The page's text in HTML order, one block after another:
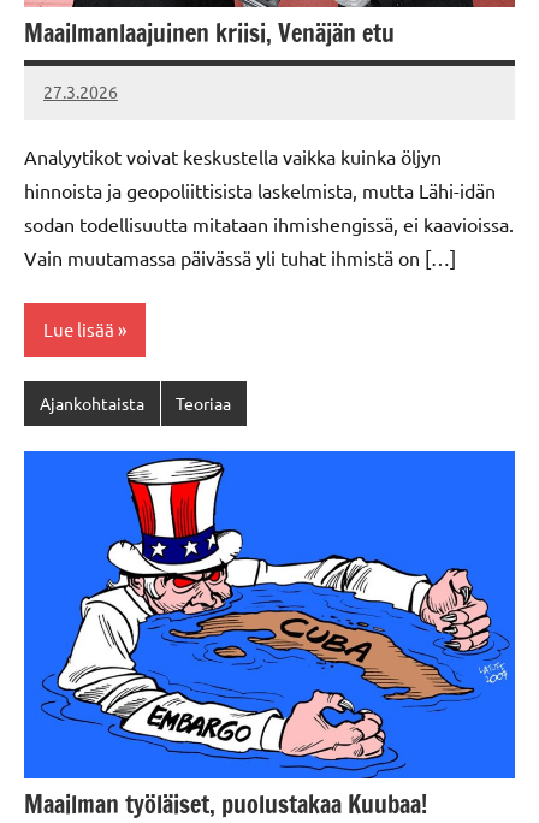
Maailmanlaajuinen kriisi, Venäjän etu
27.3.2026
Vallankumous
Analyytikot voivat keskustella vaikka kuinka öljyn
hinnoista ja geopoliittisista laskelmista, mutta Lähi-idän
sodan todellisuutta mitataan ihmishengissä, ei kaavioissa.
Vain muutamassa päivässä yli tuhat ihmistä on […]
Lue lisää
Ajankohtaista Teoriaa
Maailman työläiset, puolustakaa Kuubaa!